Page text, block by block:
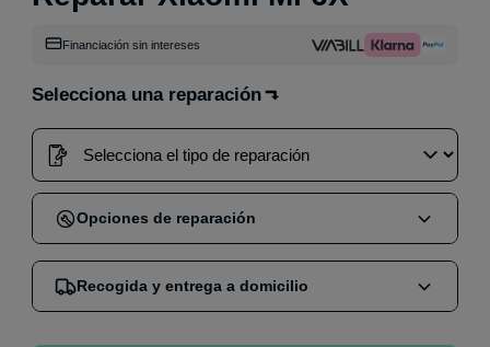
Financiación sin intereses
Selecciona una reparación
Opciones de reparación
Cuando compras una reparación en nuestra web,
puedes elegir entre dos opciones:
Recogida y entrega a domicilio